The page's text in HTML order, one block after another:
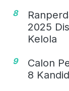
8
2025
Kelola
9
Calon
8